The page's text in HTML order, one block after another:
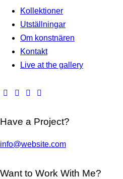
Kollektioner
Utställningar
Om konstnären
Kontakt
Live at the gallery
Have a Project?
info@website.com
Want to Work With Me?